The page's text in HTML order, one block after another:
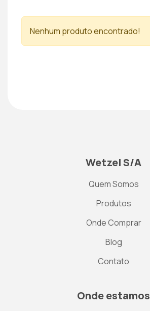
Nenhum produto encontrado!
Wetzel S/A
Quem Somos
Produtos
Onde Comprar
Blog
Contato
Onde estamos